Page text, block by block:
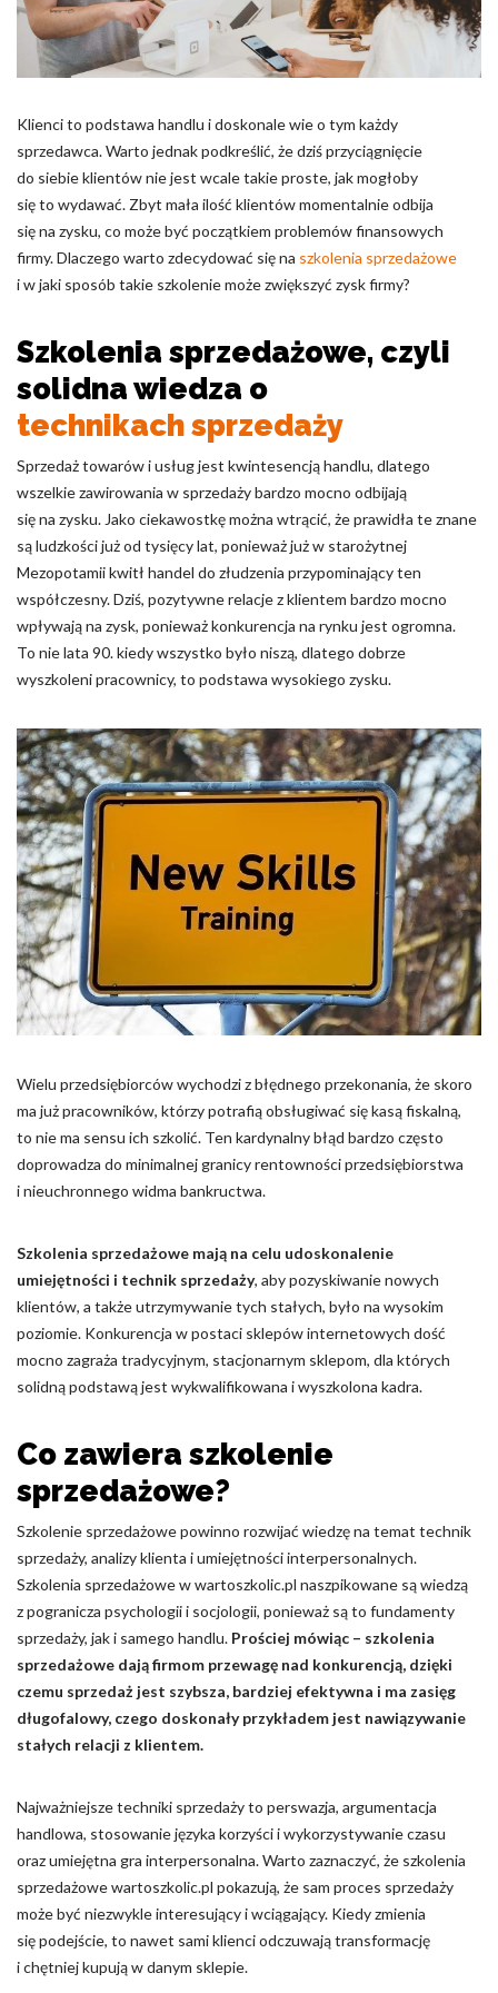
Klienci to podstawa handlu i doskonale wie o tym każdy
sprzedawca. Warto jednak podkreślić, że dziś przyciągnięcie
do siebie klientów nie jest wcale takie proste, jak mogłoby
się to wydawać. Zbyt mała ilość klientów momentalnie odbija
się na zysku, co może być początkiem problemów finansowych
firmy. Dlaczego warto zdecydować się na szkolenia sprzedażowe
i w jaki sposób takie szkolenie może zwiększyć zysk firmy?
Szkolenia sprzedażowe, czyli
solidna wiedza o
technikach sprzedaży
Sprzedaż towarów i usług jest kwintesencją handlu, dlatego
wszelkie zawirowania w sprzedaży bardzo mocno odbijają
się na zysku. Jako ciekawostkę można wtrącić, że prawidła te znane
są ludzkości już od tysięcy lat, ponieważ już w starożytnej
Mezopotamii kwitł handel do złudzenia przypominający ten
współczesny. Dziś, pozytywne relacje z klientem bardzo mocno
wpływają na zysk, ponieważ konkurencja na rynku jest ogromna.
To nie lata 90. kiedy wszystko było niszą, dlatego dobrze
wyszkoleni pracownicy, to podstawa wysokiego zysku.
Wielu przedsiębiorców wychodzi z błędnego przekonania, że skoro
ma już pracowników, którzy potrafią obsługiwać się kasą fiskalną,
to nie ma sensu ich szkolić. Ten kardynalny błąd bardzo często
doprowadza do minimalnej granicy rentowności przedsiębiorstwa
i nieuchronnego widma bankructwa.
Szkolenia sprzedażowe mają na celu udoskonalenie
umiejętności i technik sprzedaży, aby pozyskiwanie nowych
klientów, a także utrzymywanie tych stałych, było na wysokim
poziomie. Konkurencja w postaci sklepów internetowych dość
mocno zagraża tradycyjnym, stacjonarnym sklepom, dla których
solidną podstawą jest wykwalifikowana i wyszkolona kadra.
Co zawiera szkolenie
sprzedażowe?
Szkolenie sprzedażowe powinno rozwijać wiedzę na temat technik
sprzedaży, analizy klienta i umiejętności interpersonalnych.
Szkolenia sprzedażowe w wartoszkolic.pl naszpikowane są wiedzą
z pogranicza psychologii i socjologii, ponieważ są to fundamenty
sprzedaży, jak i samego handlu. Prościej mówiąc – szkolenia
sprzedażowe dają firmom przewagę nad konkurencją, dzięki
czemu sprzedaż jest szybsza, bardziej efektywna i ma zasięg
długofalowy, czego doskonały przykładem jest nawiązywanie
stałych relacji z klientem.
Najważniejsze techniki sprzedaży to perswazja, argumentacja
handlowa, stosowanie języka korzyści i wykorzystywanie czasu
oraz umiejętna gra interpersonalna. Warto zaznaczyć, że szkolenia
sprzedażowe wartoszkolic.pl pokazują, że sam proces sprzedaży
może być niezwykle interesujący i wciągający. Kiedy zmienia
się podejście, to nawet sami klienci odczuwają transformację
i chętniej kupują w danym sklepie.
zapamiętanie informacji, które zmieniają wygląd lub
funkcjonowanie strony, np. preferowany język lub region, w
którym znajduje się użytkownik.
Statystyka
Statystyczne pliki cookie pomagają właścicielem stron
zachowują się na stronie, gromadząc i zgłaszając anonimowe
informacje.
Marketingowe pliki cookie stosowane są w celu śledzenia
użytkowników na stronach internetowych. Celem jest
wyświetlanie reklam, które są istotne i interesujące dla
wydawców i reklamodawców strony trzeciej.
Nieklasyfikowane
Nieklasyfikowane pliki cookie, to pliki, które są w procesie
klasyfikowania, wraz z dostawcami poszczególnych ciasteczek.
Odrzuć